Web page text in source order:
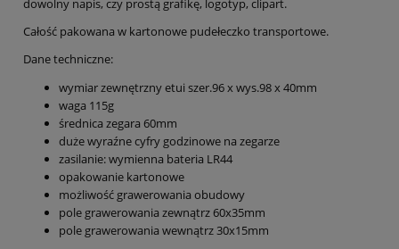
dowolny napis, czy prostą grafikę, logotyp, clipart.
Całość pakowana w kartonowe pudełeczko transportowe.
Dane techniczne:
wymiar zewnętrzny etui szer.96 x wys.98 x 40mm
waga 115g
średnica zegara 60mm
duże wyraźne cyfry godzinowe na zegarze
zasilanie: wymienna bateria LR44
opakowanie kartonowe
możliwość grawerowania obudowy
pole grawerowania zewnątrz 60x35mm
pole grawerowania wewnątrz 30x15mm